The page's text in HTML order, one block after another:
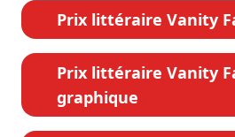
Prix littéraire Vanity
Prix littéraire Vanity
graphique